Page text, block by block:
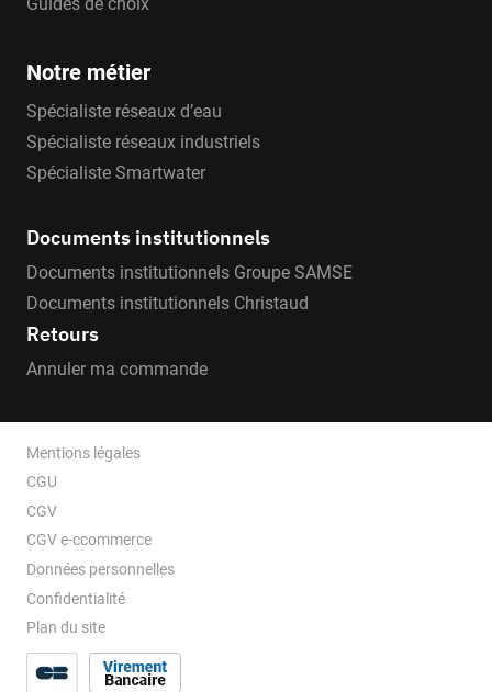
Notre métier
Spécialiste réseaux d’eau
Spécialiste réseaux industriels
Spécialiste Smartwater
Documents institutionnels
Documents institutionnels Groupe SAMSE
Documents institutionnels Christaud
Retours
Annuler ma commande
Mentions légales
CGU
CGV
CGV e-ccommerce
Données personnelles
Confidentialité
Plan du site